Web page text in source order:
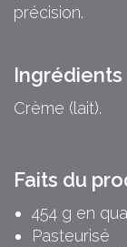
précision.
Ingrédients
Crème (lait).
Faits du
454 g en
Pasteurisé